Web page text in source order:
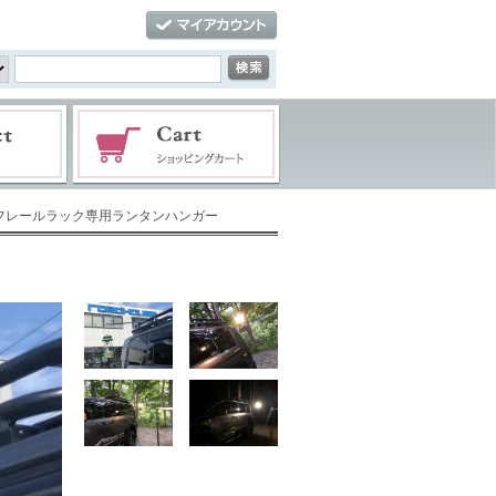
ールラック専用ランタンハンガー